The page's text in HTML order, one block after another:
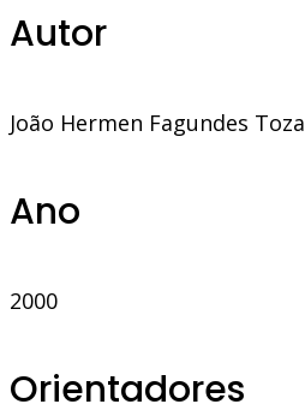
Autor
João Hermen Fagundes
Ano
2000
Orientadores